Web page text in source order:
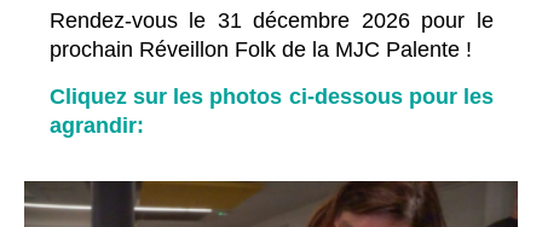
Rendez-vous le 31 décembre 2026 pour le
prochain Réveillon Folk de la MJC Palente !
Cliquez sur les photos ci-dessous pour les
agrandir: